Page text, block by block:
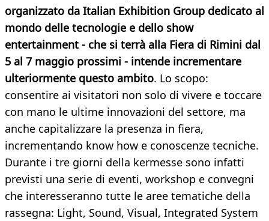
organizzato da Italian Exhibition Group dedicato al
mondo delle tecnologie e dello show
entertainment - che si terrà alla Fiera di Rimini dal
5 al 7 maggio prossimi - intende incrementare
ulteriormente questo ambito. Lo scopo:
consentire ai visitatori non solo di vivere e toccare
con mano le ultime innovazioni del settore, ma
anche capitalizzare la presenza in fiera,
incrementando know how e conoscenze tecniche.
Durante i tre giorni della kermesse sono infatti
previsti una serie di eventi, workshop e convegni
che interesseranno tutte le aree tematiche della
rassegna: Light, Sound, Visual, Integrated System